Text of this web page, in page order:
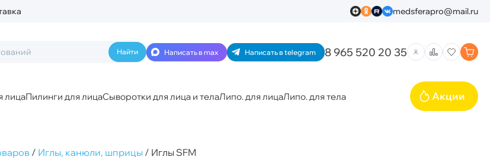
medsferapro@mail.ru
Написать в max Написать в telegram 8 965 520 20 35
лицаПилинги для лицаСыворотки для лица и телаЛипо. для лицаЛипо. для тела Акции
/ Иглы, канюли, шприцы / Иглы SFM